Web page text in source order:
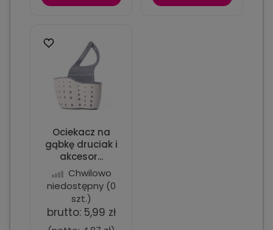
Ociekacz na
gąbkę druciak i
akcesor...
Chwilowo
niedostępny(0
szt.)
brutto: 5,99 zł